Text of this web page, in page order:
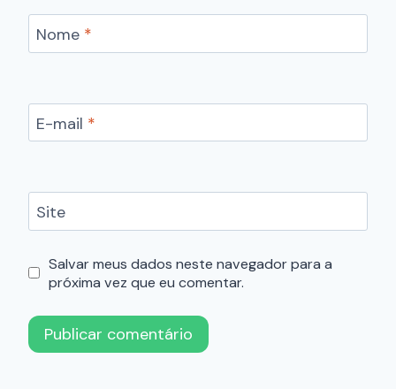
Nome *
E-mail *
Site
Salvar meus dados neste navegador para a
próxima vez que eu comentar.